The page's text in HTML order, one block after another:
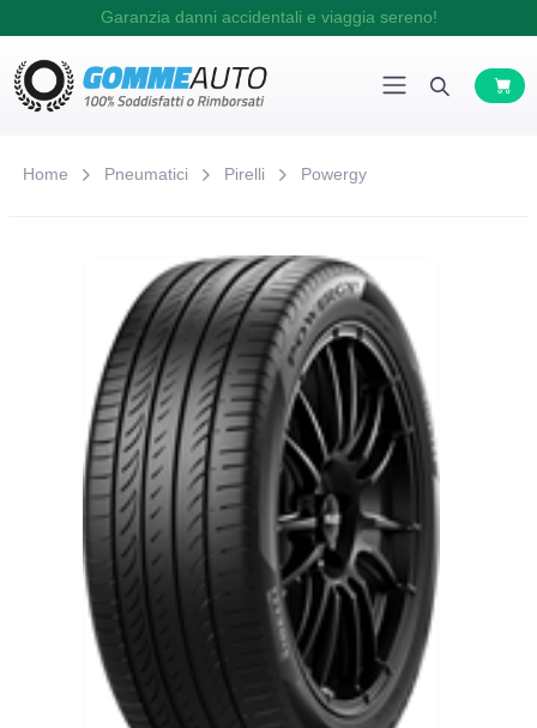
Garanzia danni accidentali e viaggia sereno!
Home Pneumatici Pirelli Powergy